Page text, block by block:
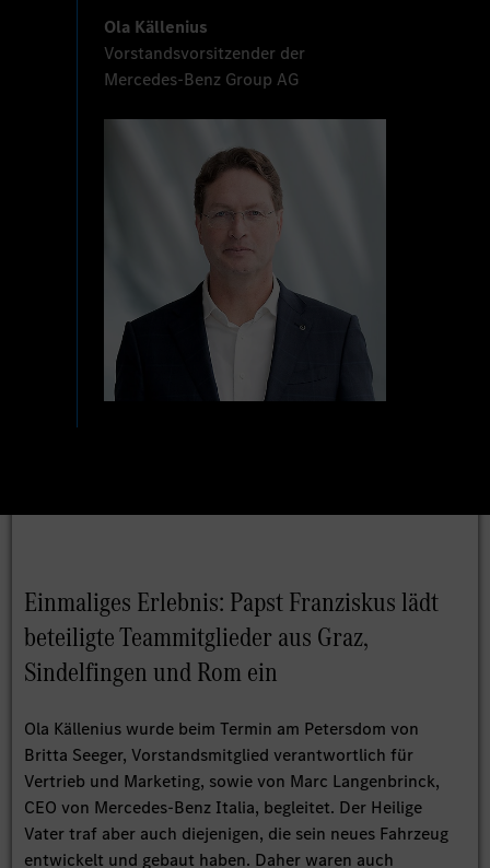
Ola Källenius
Vorstandsvorsitzender der
Mercedes-Benz Group AG
Einmaliges Erlebnis: Papst Franziskus lädt
beteiligte Teammitglieder aus Graz,
Sindelfingen und Rom ein
Ola Källenius wurde beim Termin am Petersdom von
Britta Seeger, Vorstandsmitglied verantwortlich für
Vertrieb und Marketing, sowie von Marc Langenbrinck,
CEO von Mercedes-Benz Italia, begleitet. Der Heilige
Vater traf aber auch diejenigen, die sein neues Fahrzeug
entwickelt und gebaut haben. Daher waren auch